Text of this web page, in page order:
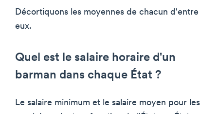
Décortiquons les moyennes de chacun d'entre
eux.
Quel est le salaire horaire d'un
barman dans chaque État ?
Le salaire minimum et le salaire moyen pour les